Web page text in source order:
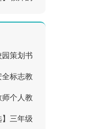
园策划书
全标志教
师个人教
】三年级